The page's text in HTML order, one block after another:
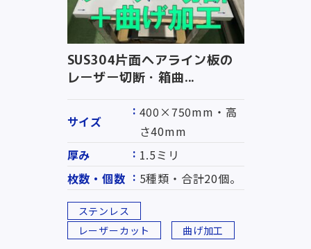
SUS304片面ヘアライン板の
レーザー切断・箱曲...
サイズ
400×750mm・高
さ40mm
厚み
1.5ミリ
枚数・個数
5種類・合計20個。
ステンレス
レーザーカット
曲げ加工